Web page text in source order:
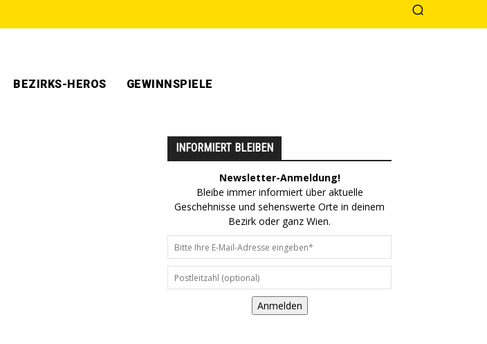
BEZIRKS-HEROS GEWINNSPIELE
INFORMIERT BLEIBEN
Newsletter-Anmeldung!
Bleibe immer informiert über aktuelle
Geschehnisse und sehenswerte Orte in deinem
Bezirk oder ganz Wien.
Anmelden